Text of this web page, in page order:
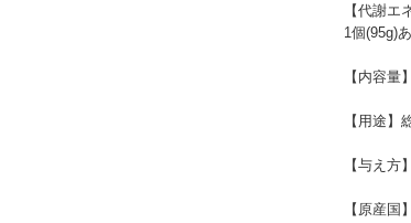
【代謝エ
1個(95g)
【内容量】
【用途】
【与え方】
【原産国】